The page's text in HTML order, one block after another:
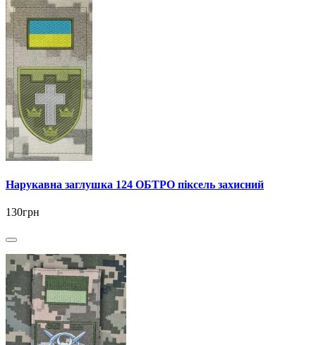
Нарукавна заглушка 124 ОБТРО піксель захисний
130грн